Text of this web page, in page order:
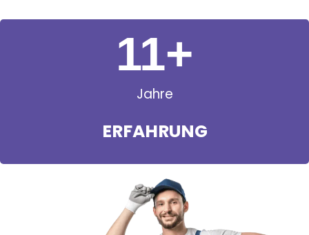
Jahre
ERFAHRUNG
11+